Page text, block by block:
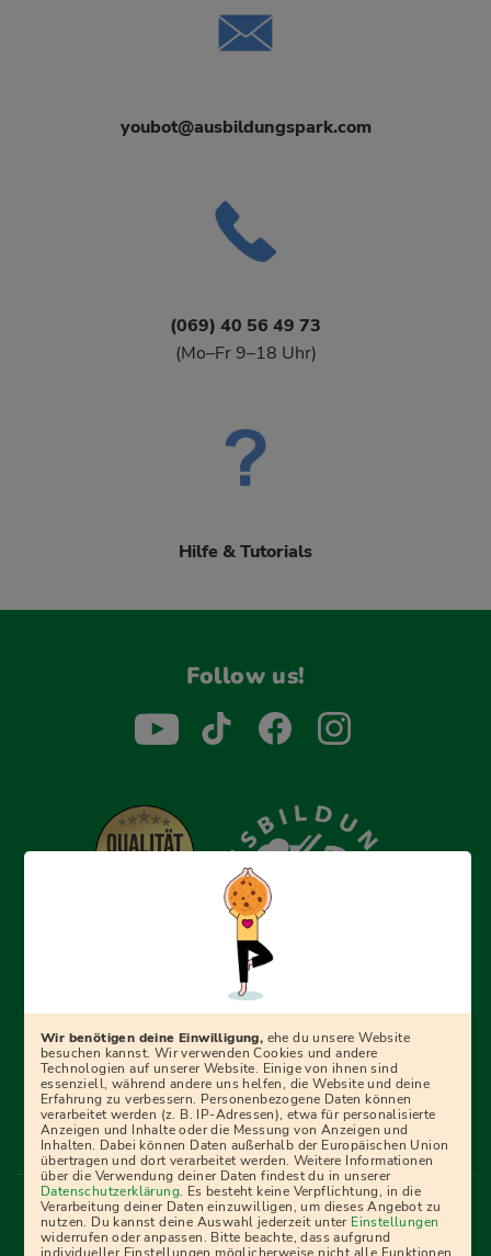
youbot@ausbildungspark.com
(069) 40 56 49 73
(Mo–Fr 9–18 Uhr)
Hilfe & Tutorials
Follow us!
Erfolgreich bewerben mit Ausbildungspark: Wir
begleiten dich Schritt für Schritt bei deinem Start in den
Ratgebern und Prüfungspaketen, interaktiven
Videokursen und vielem mehr. Für alle, die was werden
wollen!
Menü Fußleiste
Impressum Bildquellen Presse
Mediadaten
Partner
AGB Datenschutz
Widerrufsbelehrung
Wir benötigen deine Einwilligung, ehe du unsere Website
besuchen kannst. Wir verwenden Cookies und andere
Technologien auf unserer Website. Einige von ihnen sind
essenziell, während andere uns helfen, die Website und deine
Erfahrung zu verbessern. Personenbezogene Daten können
verarbeitet werden (z. B. IP-Adressen), etwa für personalisierte
Anzeigen und Inhalte oder die Messung von Anzeigen und
Inhalten. Dabei können Daten außerhalb der Europäischen Union
übertragen und dort verarbeitet werden. Weitere Informationen
über die Verwendung deiner Daten findest du in unserer
Datenschutzerklärung. Es besteht keine Verpflichtung, in die
Verarbeitung deiner Daten einzuwilligen, um dieses Angebot zu
nutzen. Du kannst deine Auswahl jederzeit unter Einstellungen
widerrufen oder anpassen. Bitte beachte, dass aufgrund
individueller Einstellungen möglicherweise nicht alle Funktionen